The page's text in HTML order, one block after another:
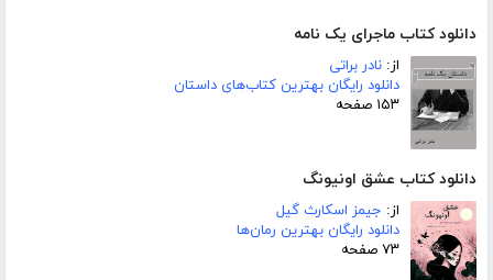
دانلود کتاب ماجرای یک نامه
از: نادر براتی
دانلود رایگان بهترین کتاب‌های داستان
۱۵۳ صفحه
دانلود کتاب عشق اونیونگ
از: جیمز اسکارث گیل
دانلود رایگان بهترین رمان‌ها
۷۳ صفحه